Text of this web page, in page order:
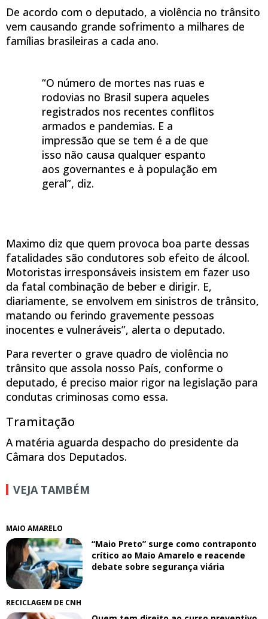
De acordo com o deputado, a violência no trânsito
vem causando grande sofrimento a milhares de
famílias brasileiras a cada ano.
“O número de mortes nas ruas e
rodovias no Brasil supera aqueles
registrados nos recentes conflitos
armados e pandemias. E a
impressão que se tem é a de que
isso não causa qualquer espanto
aos governantes e à população em
geral”, diz.
Maximo diz que quem provoca boa parte dessas
fatalidades são condutores sob efeito de álcool.
Motoristas irresponsáveis insistem em fazer uso
da fatal combinação de beber e dirigir. E,
diariamente, se envolvem em sinistros de trânsito,
matando ou ferindo gravemente pessoas
inocentes e vulneráveis”, alerta o deputado.
Para reverter o grave quadro de violência no
trânsito que assola nosso País, conforme o
deputado, é preciso maior rigor na legislação para
condutas criminosas como essa.
Tramitação
A matéria aguarda despacho do presidente da
Câmara dos Deputados.
VEJA TAMBÉM
MAIO AMARELO
“Maio Preto” surge como contraponto
crítico ao Maio Amarelo e reacende
debate sobre segurança viária
RECICLAGEM DE CNH